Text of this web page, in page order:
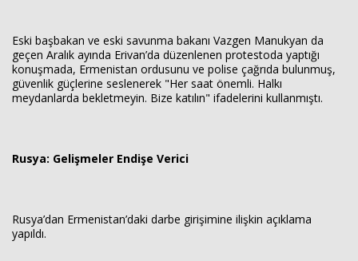
Eski başbakan ve eski savunma bakanı Vazgen Manukyan da
geçen Aralık ayında Erivan’da düzenlenen protestoda yaptığı
konuşmada, Ermenistan ordusunu ve polise çağrıda bulunmuş,
güvenlik güçlerine seslenerek "Her saat önemli. Halkı
meydanlarda bekletmeyin. Bize katılın" ifadelerini kullanmıştı.
Rusya: Gelişmeler Endişe Verici
Rusya’dan Ermenistan’daki darbe girişimine ilişkin açıklama
yapıldı.